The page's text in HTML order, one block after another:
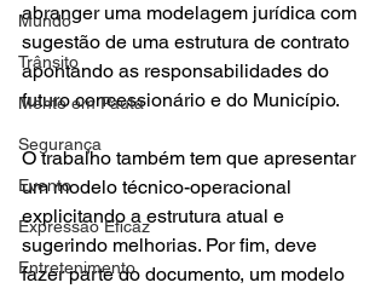
Mundo
Trânsito
Mente em Pauta
Segurança
Evento
Expressão Eficaz
Entretenimento
abranger uma modelagem jurídica com
sugestão de uma estrutura de contrato
apontando as responsabilidades do
futuro concessionário e do Município.
O trabalho também tem que apresentar
um modelo técnico-operacional
explicitando a estrutura atual e
sugerindo melhorias. Por fim, deve
fazer parte do documento, um modelo